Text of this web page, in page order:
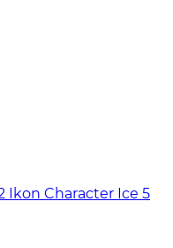
Ikon Character Ice 5